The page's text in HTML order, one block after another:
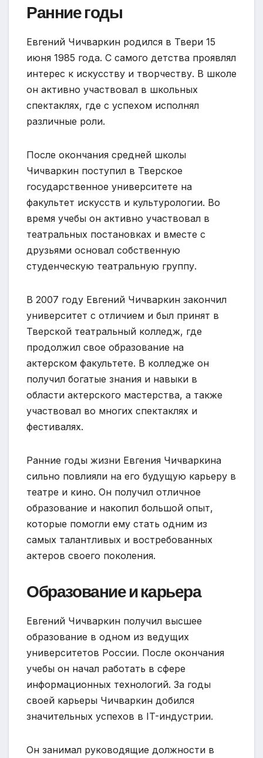
Ранние годы
Евгений Чичваркин родился в Твери 15
июня 1985 года. С самого детства проявлял
интерес к искусству и творчеству. В школе
он активно участвовал в школьных
спектаклях, где с успехом исполнял
различные роли.
После окончания средней школы
Чичваркин поступил в Тверское
государственное университете на
факультет искусств и культурологии. Во
время учебы он активно участвовал в
театральных постановках и вместе с
друзьями основал собственную
студенческую театральную группу.
В 2007 году Евгений Чичваркин закончил
университет с отличием и был принят в
Тверской театральный колледж, где
продолжил свое образование на
актерском факультете. В колледже он
получил богатые знания и навыки в
области актерского мастерства, а также
участвовал во многих спектаклях и
фестивалях.
Ранние годы жизни Евгения Чичваркина
сильно повлияли на его будущую карьеру в
театре и кино. Он получил отличное
образование и накопил большой опыт,
которые помогли ему стать одним из
самых талантливых и востребованных
актеров своего поколения.
Образование и карьера
Евгений Чичваркин получил высшее
образование в одном из ведущих
университетов России. После окончания
учебы он начал работать в сфере
информационных технологий. За годы
своей карьеры Чичваркин добился
значительных успехов в IT-индустрии.
Он занимал руководящие должности в